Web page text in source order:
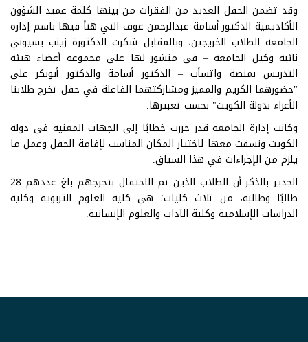
وقد تضمن الحفل العديد من الفقرات من بينها كلمة عميد الشؤون
الأكاديمية الدكتور أسامة عبدالرحمن عوف التي هنأ فيها باسم إدارة
الجامعة الطلاب الخريجين، وبالمقابل شكرت الدكتورة زينب بسيوني
نائبة وكيل الجامعة – في منشور لها على مجموعة أعضاء هيئة
التدريس بمنصة واتسأب – الدكتور أسامة والدكتور أبوبكر على
"حضورهما الكريم والمميز ومشاركتهما الفاعلة في حفل تخرج طلابنا
الأعزاء بدولة الكويت" بحسب تعبيرها.
وكانت إدارة الجامعة قدر حررت خطابًا إلى الجهات المعنية في دولة
الكويت ونسقت معها لاختيار المكان المناسب لإقامة الحفل وعمل ما
يلزم من الإجراءات في هذا السياق.
الجدير بالذكر أن الطلاب الذين تم الاحتفال بتخرجهم بلغ عددهم 28
طالبًا وطالبة، من ثلاث كليات؛ هي كلية العلوم التربوية وكلية
الدراسات الإسلامية وكلية الآداب والعلوم الإنسانية.